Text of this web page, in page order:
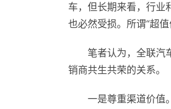
车，但长期来看，行业
也必然受损。所谓“超
笔者认为，全联汽
销商共生共荣的关系。
一是尊重渠道价值